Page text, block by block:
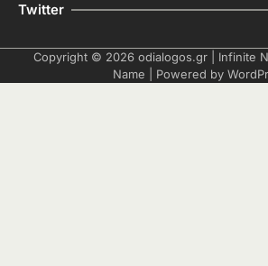
Twitter
Copyright © 2026 odialogos.gr | Infinite
Name | Powered by